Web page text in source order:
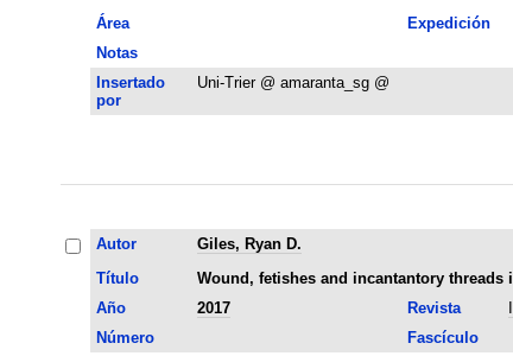
Área
Expedición
Notas
Insertado
por
Uni-Trier @ amaranta_sg @
Autor
Giles, Ryan D.
Título
Wound, fetishes and incantantory threads
Año
2017 Revista
Número
Fascículo